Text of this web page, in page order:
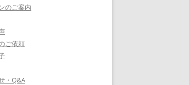
事。
が指導者に求めることは…
・・・
上松さんとは、ラジオで
のご案内
ご依頼
・Q&A